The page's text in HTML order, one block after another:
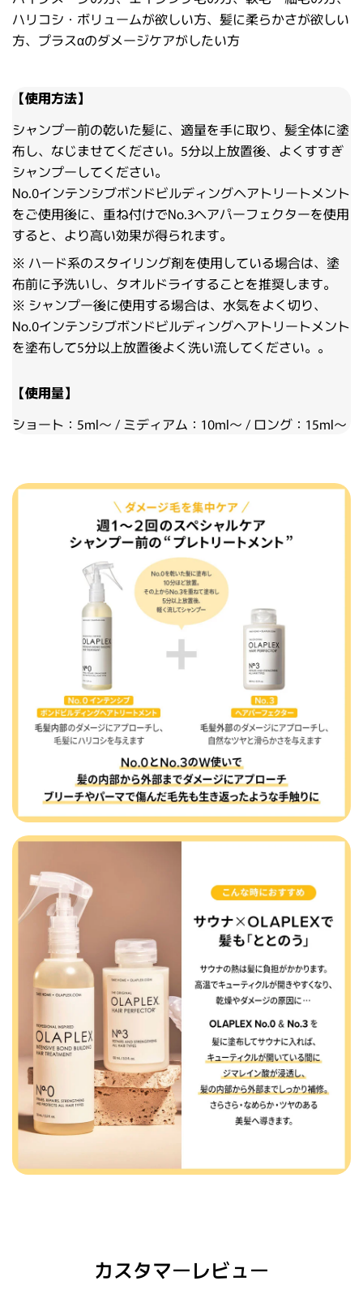
ハリコシ・ボリュームが欲しい方、髪に柔らかさが欲しい
方、プラスαのダメージケアがしたい方
【使用方法】
シャンプー前の乾いた髪に、適量を手に取り、髪全体に塗
布し、なじませてください。5分以上放置後、よくすすぎ
シャンプーしてください。
No.0インテンシブボンドビルディングヘアトリートメント
をご使用後に、重ね付けでNo.3ヘアパーフェクターを使用
すると、より高い効果が得られます。
※ ハード系のスタイリング剤を使用している場合は、塗
布前に予洗いし、タオルドライすることを推奨します。
※ シャンプー後に使用する場合は、水気をよく切り、
No.0インテンシブボンドビルディングヘアトリートメント
を塗布して5分以上放置後よく洗い流してください。。
【使用量】
ショート：5ml～ / ミディアム：10ml～ / ロング：15ml～
カスタマーレビュー